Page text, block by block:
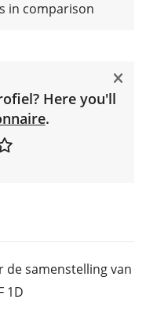
in comparison
Here you'll
.
samenstelling van
1D